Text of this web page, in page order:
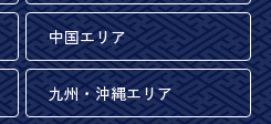
中国エリア
九州・沖縄エリア